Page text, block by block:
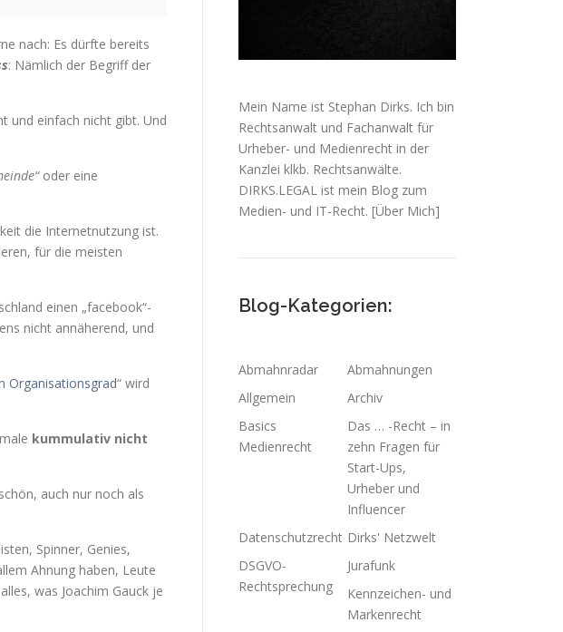
nach: Es dürfte bereits
: Nämlich der Begriff der
und einfach nicht gibt. Und
oder eine
die Internetnutzung ist.
für die meisten
einen „facebook“-
nicht annäherend, und
Organisationsgrad“ wird
kummulativ nicht
auch nur noch als
Spinner, Genies,
Ahnung haben, Leute
was Joachim Gauck je
Mein Name ist Stephan Dirks. Ich bin
Rechtsanwalt und Fachanwalt für
Urheber- und Medienrecht in der
Kanzlei klkb. Rechtsanwälte.
DIRKS.LEGAL ist mein Blog zum
Medien- und IT-Recht. [Über Mich]
Blog-Kategorien:
Abmahnradar
Abmahnungen
Allgemein
Archiv
Basics
Medienrecht
Das … -Recht – in
zehn Fragen für
Start-Ups,
Urheber und
Influencer
Datenschutzrecht Dirks' Netzwelt
DSGVO-
Rechtsprechung
Jurafunk
Kennzeichen- und
Markenrecht